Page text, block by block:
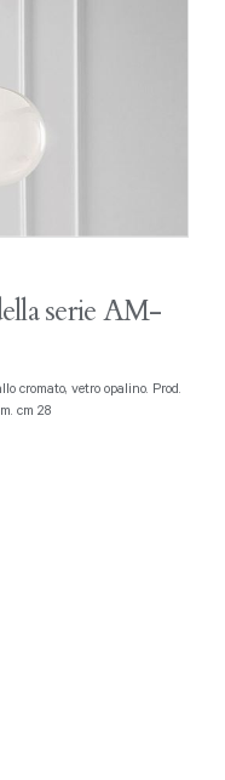
serie AM-
cm 28